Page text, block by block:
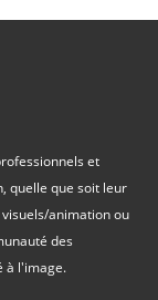
et
quelle que soit leur
animation ou
des
à l'image.